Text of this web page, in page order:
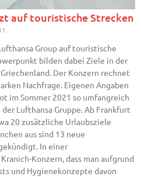
auf touristische Strecken
Group auf touristische
bilden dabei Ziele in der
Der Konzern rechnet
Nachfrage. Eigenen Angaben
im Sommer 2021 so umfangreich
Lufthansa Gruppe. Ab Frankfurt
20 zusätzliche Urlaubsziele
aus sind 13 neue
In einer
Konzern, dass man aufgrund
und Hygienekonzepte davon